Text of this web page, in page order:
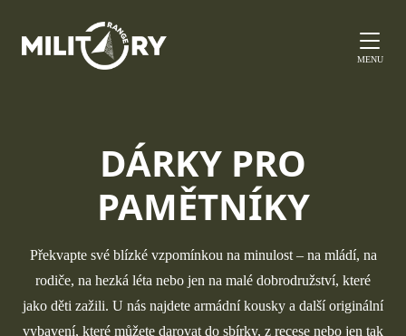
MENU
DÁRKY PRO
PAMĚTNÍKY
Překvapte své blízké vzpomínkou na minulost – na mládí, na
rodiče, na hezká léta nebo jen na malé dobrodružství, které
jako děti zažili. U nás najdete armádní kousky a další originální
vybavení, které můžete darovat do sbírky, z recese nebo jen tak